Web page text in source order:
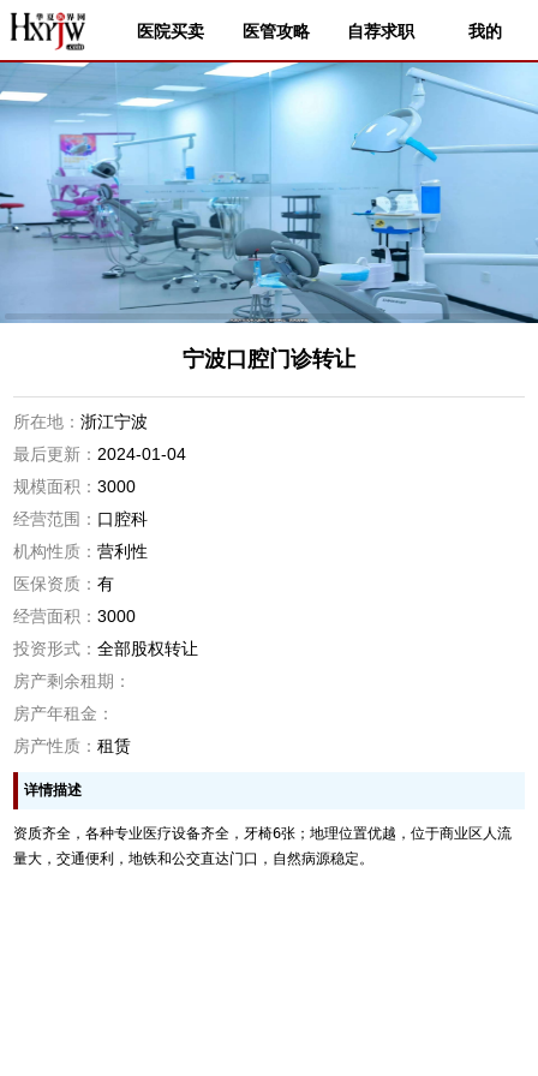
医院买卖 医管攻略 自荐求职 我的
宁波口腔门诊转让
所在地：浙江宁波
最后更新： 2024-01-04
规模面积：3000
经营范围： 口腔科
机构性质：营利性
医保资质：有
经营面积：3000
投资形式：全部股权转让
房产剩余租期：
房产年租金：
房产性质：租赁
详情描述
资质齐全，各种专业医疗设备齐全，牙椅6张；地理位置优越，位于商业区人流
量大，交通便利，地铁和公交直达门口，自然病源稳定。